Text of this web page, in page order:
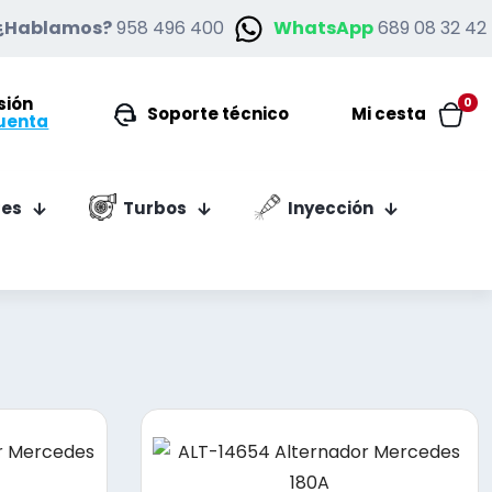
958 496 400 WhatsApp689 08 32 42
Soporte técnico
0
Mi cesta
Turbos
Inyección